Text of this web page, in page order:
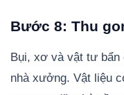
Bước 8: Thu
Bụi, xơ và vật tư bẩn
nhà xưởng. Vật liệu